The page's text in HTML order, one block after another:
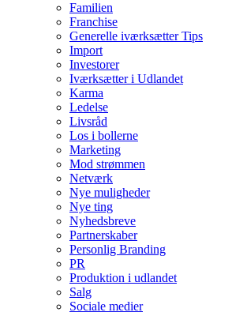
Familien
Franchise
Generelle iværksætter Tips
Import
Investorer
Iværksætter i Udlandet
Karma
Ledelse
Livsråd
Los i bollerne
Marketing
Mod strømmen
Netværk
Nye muligheder
Nye ting
Nyhedsbreve
Partnerskaber
Personlig Branding
PR
Produktion i udlandet
Salg
Sociale medier